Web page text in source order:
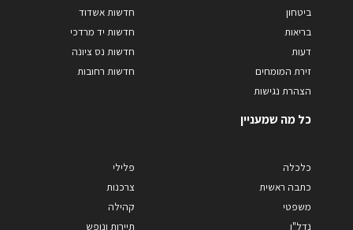
ביטחון
בריאות
דעות
זירת המומחים
הצהרת נגישות
חדשות אשדוד
חדשות יד מרדכי
חדשות נס ציונה
חדשות רחובות
כל מה שמעניין
כלכלה
כתבה ראשית
משפטי
נדל"ן
פלילי
צרכנות
קהילה
תיירות ונופש